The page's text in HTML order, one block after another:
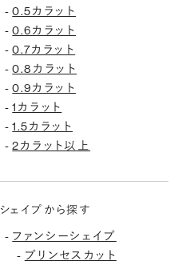
-0.5カラット
-0.6カラット
-0.7カラット
-0.8カラット
-0.9カラット
-1カラット
-1.5カラット
-2カラット以上
シェイプから探す
- ファンシーシェイプ
- プリンセスカット